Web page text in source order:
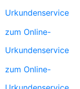
Urkundenservice
zum Online-
Urkundenservice
zum Online-